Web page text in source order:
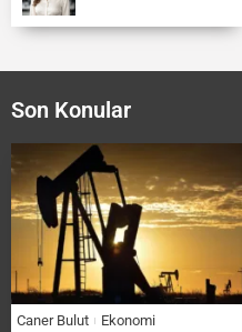
Son Konular
Caner Bulut Ekonomi